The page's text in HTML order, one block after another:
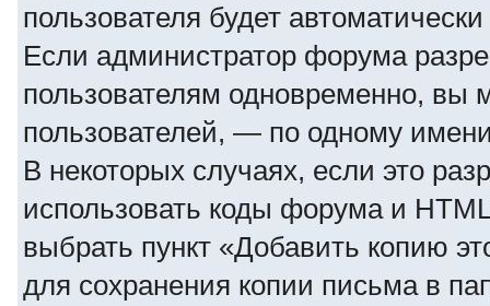
пользователя будет
Если администратор форума
пользователям одновременно, вы
пользователей, — по одному
В некоторых случаях, если это
использовать коды форума и
выбрать пункт «Добавить копию
для сохранения копии письма в